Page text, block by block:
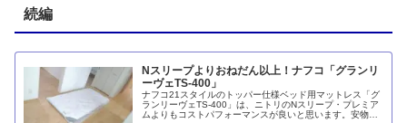
続編
Nスリープよりおねだん以上！ナフコ「グランリ
ーヴェTS-400」
ナフコ21スタイルのトッパー仕様ベッド用マットレス「グ
ランリーヴェTS-400」は、ニトリのNスリープ・プレミア
ムよりもコストパフォーマンスが良いと思います。安物に